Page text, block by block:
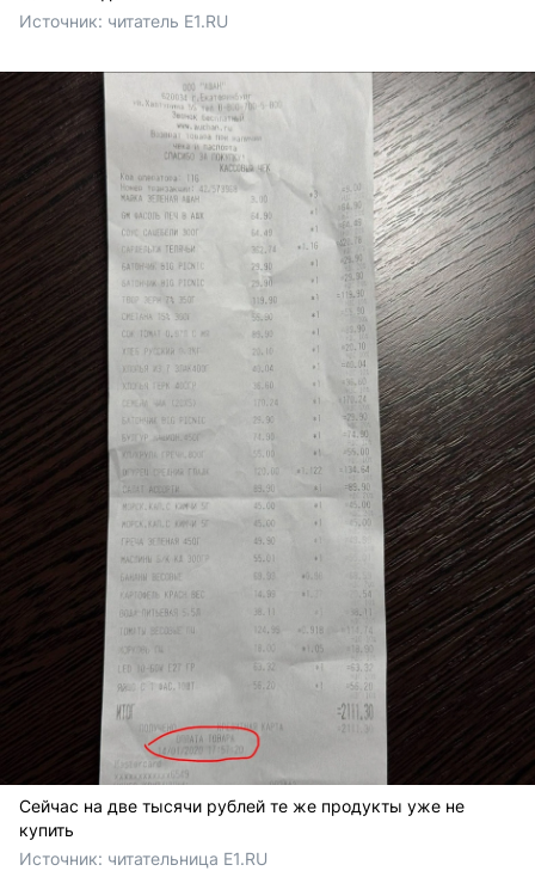
Источник: читатель E1.RU
Сейчас на две тысячи рублей те же продукты уже не
купить
Источник: читательница E1.RU